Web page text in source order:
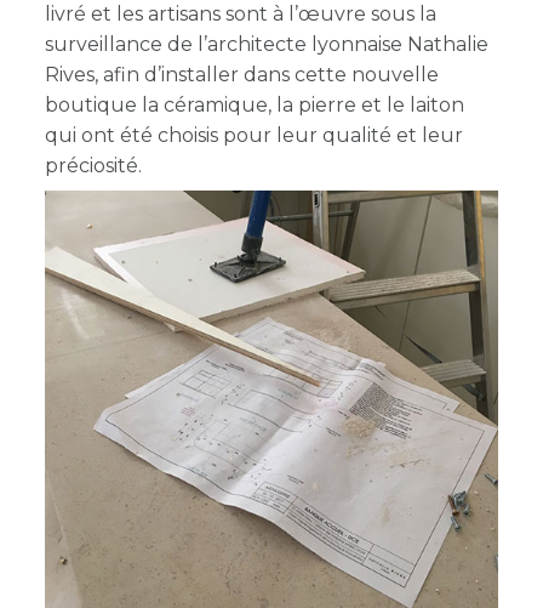
livré et les artisans sont à l’œuvre sous la
surveillance de l’architecte lyonnaise Nathalie
Rives, afin d’installer dans cette nouvelle
boutique la céramique, la pierre et le laiton
qui ont été choisis pour leur qualité et leur
préciosité.